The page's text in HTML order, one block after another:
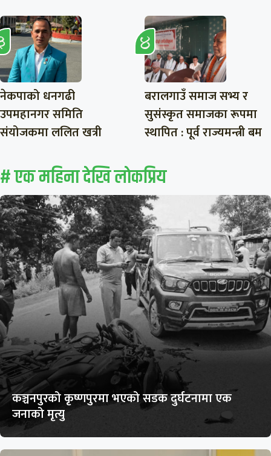
नेकपाको धनगढी
उपमहानगर समिति
संयोजकमा ललित खत्री
बरालगाउँ समाज सभ्य र
सुसंस्कृत समाजका रूपमा
स्थापित : पूर्व राज्यमन्त्री बम
# एक महिना देखि लाेकप्रिय
कञ्चनपुरको कृष्णपुरमा भएको सडक दुर्घटनामा एक
जनाको मृत्यु